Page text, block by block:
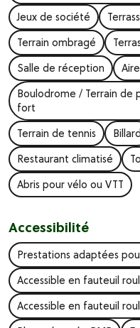
Jeux de société
Terrain ombragé
Salle de réception
Boulodrome / Terrain de
fort
Terrain de tennis
Billard
Restaurant climatisé
Abris pour vélo ou VTT
Accessibilité
Prestations adaptées
Accessible en fauteuil
Accessible en fauteuil